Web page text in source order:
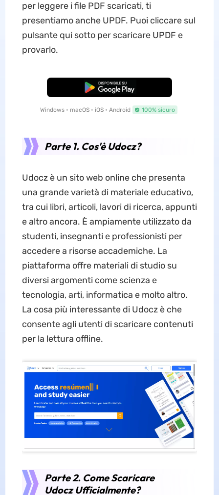
per leggere i file PDF scaricati, ti
presentiamo anche UPDF. Puoi cliccare sul
pulsante qui sotto per scaricare UPDF e
provarlo.
Download Gratis
Windows • macOS • iOS • Android 100% sicuro
Parte 1. Cos'è Udocz?
Udocz è un sito web online che presenta
una grande varietà di materiale educativo,
tra cui libri, articoli, lavori di ricerca, appunti
e altro ancora. È ampiamente utilizzato da
studenti, insegnanti e professionisti per
accedere a risorse accademiche. La
piattaforma offre materiali di studio su
diversi argomenti come scienza e
tecnologia, arti, informatica e molto altro.
La cosa più interessante di Udocz è che
consente agli utenti di scaricare contenuti
per la lettura offline.
Parte 2. Come Scaricare
Udocz Ufficialmente?